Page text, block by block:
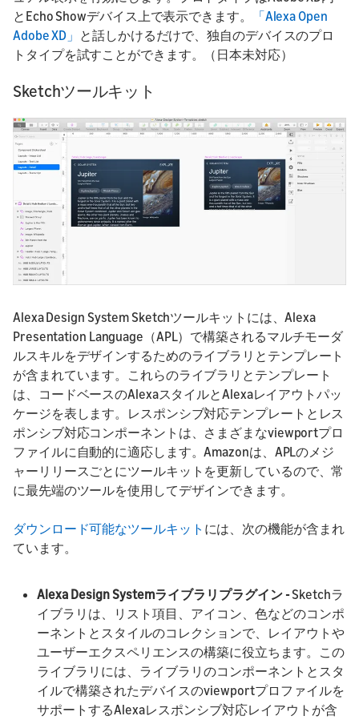
とEcho Showデバイス上で表示できます。
「Alexa Open
Adobe XD」 と話しかけるだけで、独自のデバイスのプロ
トタイプを試すことができます。（日本未対応）
Sketchツールキット
Alexa Design System Sketchツールキットには、Alexa
Presentation Language（APL）で構築されるマルチモーダ
ルスキルをデザインするためのライブラリとテンプレート
が含まれています。これらのライブラリとテンプレート
は、コードベースのAlexaスタイルとAlexaレイアウトパッ
ケージを表します。レスポンシブ対応テンプレートとレス
ポンシブ対応コンポーネントは、さまざまなviewportプロ
ファイルに自動的に適応します。Amazonは、APLのメジ
ャーリリースごとにツールキットを更新しているので、常
に最先端のツールを使用してデザインできます。
ダウンロード可能なツールキット には、次の機能が含まれ
ています。
Alexa Design Systemライブラリプラグイン -Sketchラ
イブラリは、リスト項目、アイコン、色などのコンポ
ーネントとスタイルのコレクションで、レイアウトや
ユーザーエクスペリエンスの構築に役立ちます。この
ライブラリには、ライブラリのコンポーネントとスタ
イルで構築されたデバイスのviewportプロファイルを
サポートするAlexaレスポンシブ対応レイアウトが含